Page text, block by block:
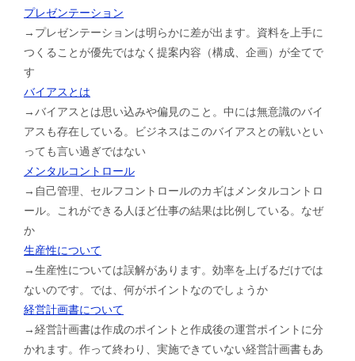
プレゼンテーション
→プレゼンテーションは明らかに差が出ます。資料を上手に
つくることが優先ではなく提案内容（構成、企画）が全てで
す
バイアスとは
→バイアスとは思い込みや偏見のこと。中には無意識のバイ
アスも存在している。ビジネスはこのバイアスとの戦いとい
っても言い過ぎではない
メンタルコントロール
→自己管理、セルフコントロールのカギはメンタルコントロ
ール。これができる人ほど仕事の結果は比例している。なぜ
か
生産性について
→生産性については誤解があります。効率を上げるだけでは
ないのです。では、何がポイントなのでしょうか
経営計画書について
→経営計画書は作成のポイントと作成後の運営ポイントに分
かれます。作って終わり、実施できていない経営計画書もあ